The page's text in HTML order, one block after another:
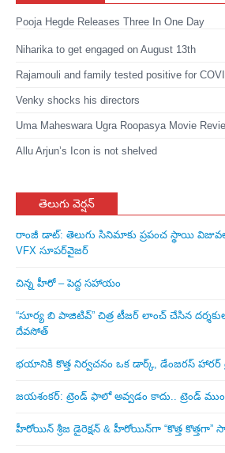
Pooja Hegde Releases Three In One Day
Niharika to get engaged on August 13th
Rajamouli and family tested positive for
Venky shocks his directors
Uma Maheswara Ugra Roopasya Movie
Allu Arjun’s Icon is not shelved
తెలుగు వెర్షన్
రాంజీ డాట్: తెలుగు సినిమాకు ప్రపంచ స్థాయి
VFX సూపర్‌వైజర్
చిన్న హీరో – పెద్ద సహాయం
“సూర్య బి పాజిటివ్” చిత్ర టీజర్ లాంచ్ చేసిన‌
దేవసోత్
భయానికి కొత్త నిర్వచనం ఒక డార్క్, డేంజరస్ హారర్
జయశంకర్: ట్రెండ్‌ ఫాలో అవ్వడం కాదు.. ట్రెండ్‌
హీరోయిన్ శ్రీజ డైరెక్ష‌న్ & హీరోయిన్‌గా “కొత్త కొత్తగా”